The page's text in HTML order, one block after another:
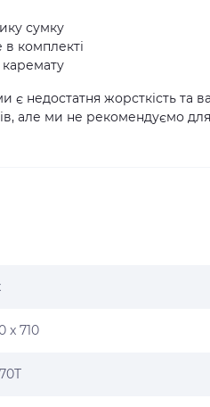
сумку
комплекті
жорсткість та
, але ми не рекомендуємо
x 710